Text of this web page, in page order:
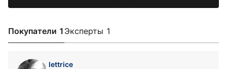
Покупатели 1 Эксперты 1
lettrice